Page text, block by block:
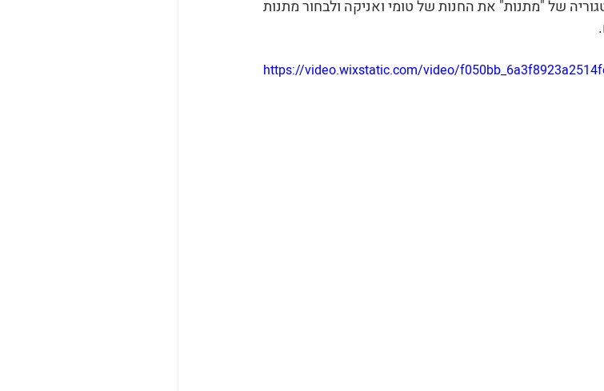
של "מתנות" את החנות של טומי ואניקה ולבחור מתנות
https://video.wixstatic.com/video/